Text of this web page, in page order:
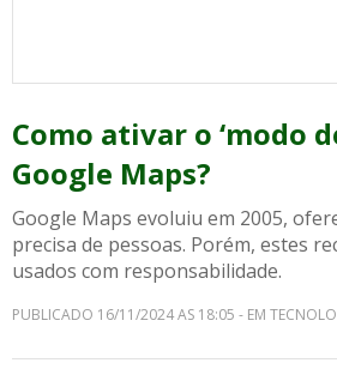
Como ativar o ‘modo
Google Maps?
Google Maps evoluiu em 2005,
precisa de pessoas. Porém, estes
usados com responsabilidade.
PUBLICADO 16/11/2024 AS 18:05 - EM